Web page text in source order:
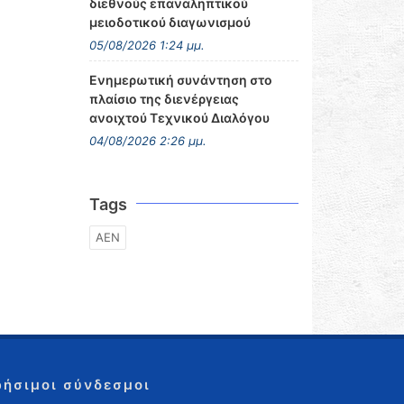
διεθνούς επαναληπτικού
μειοδοτικού διαγωνισμού
05/08/2026 1:24 μμ.
Ενημερωτική συνάντηση στο
πλαίσιο της διενέργειας
ανοιχτού Τεχνικού Διαλόγου
04/08/2026 2:26 μμ.
Tags
ΑΕΝ
σύνδεσμοι